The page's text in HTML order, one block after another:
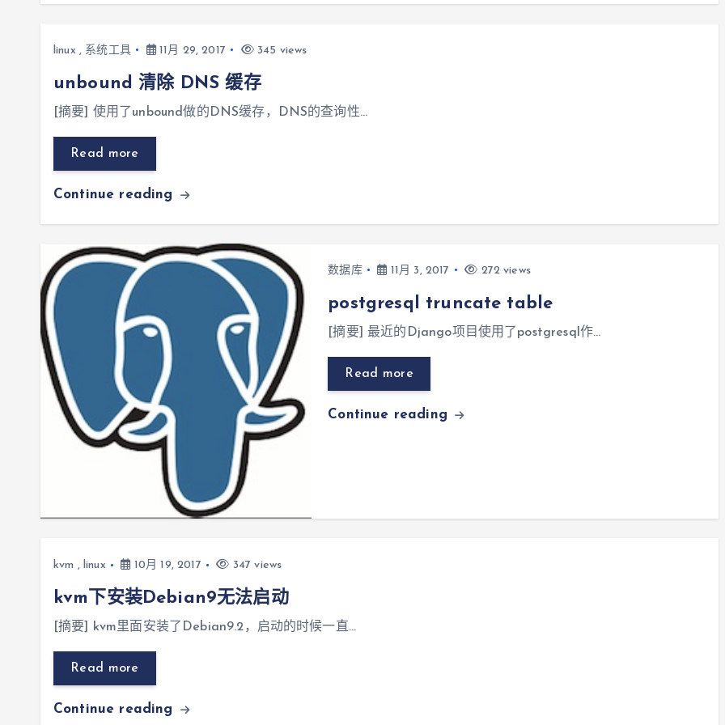
linux , 系统工具 11月 29, 2017 345 views
unbound 清除 DNS 缓存
[摘要] 使用了unbound做的DNS缓存，DNS的查询性…
Read more
Continue reading
数据库 11月 3, 2017 272 views
postgresql truncate table
[摘要] 最近的Django项目使用了postgresql作…
Read more
Continue reading
kvm , linux 10月 19, 2017 347 views
kvm下安装Debian9无法启动
[摘要] kvm里面安装了Debian9.2，启动的时候一直…
Read more
Continue reading